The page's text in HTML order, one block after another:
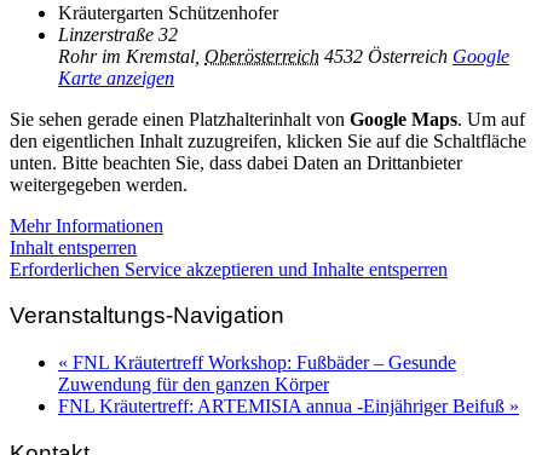
Kräutergarten Schützenhofer
Linzerstraße 32
Rohr im Kremstal Oberösterreich 4532 Österreich Google
Karte anzeigen
Sie sehen gerade einen Platzhalterinhalt von Google Maps. Um auf
den eigentlichen Inhalt zuzugreifen, klicken Sie auf die Schaltfläche
unten. Bitte beachten Sie, dass dabei Daten an Drittanbieter
weitergegeben werden.
Mehr Informationen
Inhalt entsperren
Erforderlichen Service akzeptieren und Inhalte entsperren
Veranstaltungs-Navigation
« FNL Kräutertreff Workshop: Fußbäder – Gesunde
Zuwendung für den ganzen Körper
FNL Kräutertreff: ARTEMISIA annua -Einjähriger Beifuß »